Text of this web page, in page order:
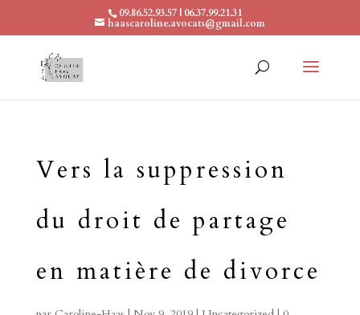
09.86.52.93.57 | 06.37.99.21.31
haascaroline.avocats@gmail.com
Vers la suppression
du droit de partage
en matière de divorce